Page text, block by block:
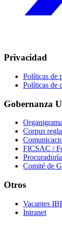
Privacidad
Políticas de
Políticas de
Gobernanza
Organigrama
Corpus
FICSAC /
Comité de
Otros
Vacantes
Intranet